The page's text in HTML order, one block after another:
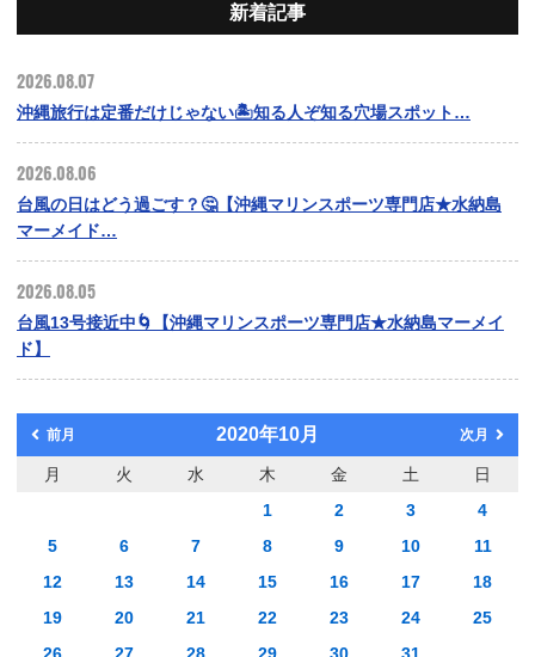
新着記事
2026.08.07
沖縄旅行は定番だけじゃない🏝️知る人ぞ知る穴場スポット…
2026.08.06
台風の日はどう過ごす？🤔【沖縄マリンスポーツ専門店★水納島
マーメイド…
2026.08.05
台風13号接近中🌀【沖縄マリンスポーツ専門店★水納島マーメイ
ド】
前月 2020年10月 次月
月 火 水 木 金 土
日
1
2 3
4
5
6 7 8 9 10
11
12
13 14 15 16 17
18
19
20 21 22 23 24
25
26
27 28 29 30 31